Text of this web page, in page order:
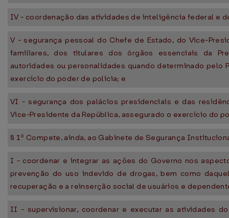
IV - coordenação das atividades de inteligência federal e
V - segurança pessoal do Chefe de Estado, do Vice-
familiares, dos titulares dos órgãos essenciais da
autoridades ou personalidades quando determinado pelo
exercício do poder de polícia; e
VI - segurança dos palácios presidenciais e das
Vice-Presidente da República, assegurado o exercício do
§ 1º Compete, ainda, ao Gabinete de Segurança
I - coordenar e integrar as ações do Governo nos
prevenção do uso indevido de drogas, bem como
recuperação e a reinserção social de usuários e
II - supervisionar, coordenar e executar as atividades